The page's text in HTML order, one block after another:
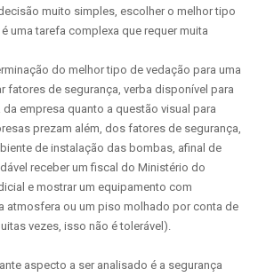
muito simples, escolher o melhor tipo
uma tarefa complexa que requer muita
do melhor tipo de vedação para uma
fatores de segurança, verba disponível para
empresa quanto a questão visual para
prezam além, dos fatores de segurança,
de instalação das bombas, afinal de
receber um fiscal do Ministério do
e mostrar um equipamento com
atmosfera ou um piso molhado por conta de
vezes, isso não é tolerável).
aspecto a ser analisado é a segurança